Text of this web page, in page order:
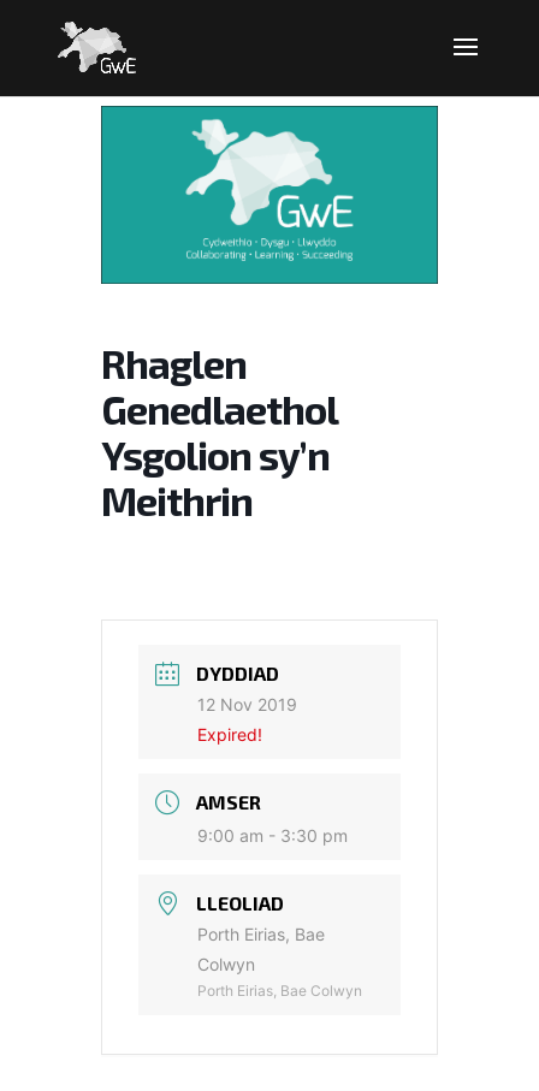
Rhaglen
Genedlaethol
Ysgolion sy’n
Meithrin
DYDDIAD
12 Nov 2019
Expired!
AMSER
9:00 am - 3:30 pm
LLEOLIAD
Porth Eirias, Bae
Colwyn
Porth Eirias, Bae Colwyn